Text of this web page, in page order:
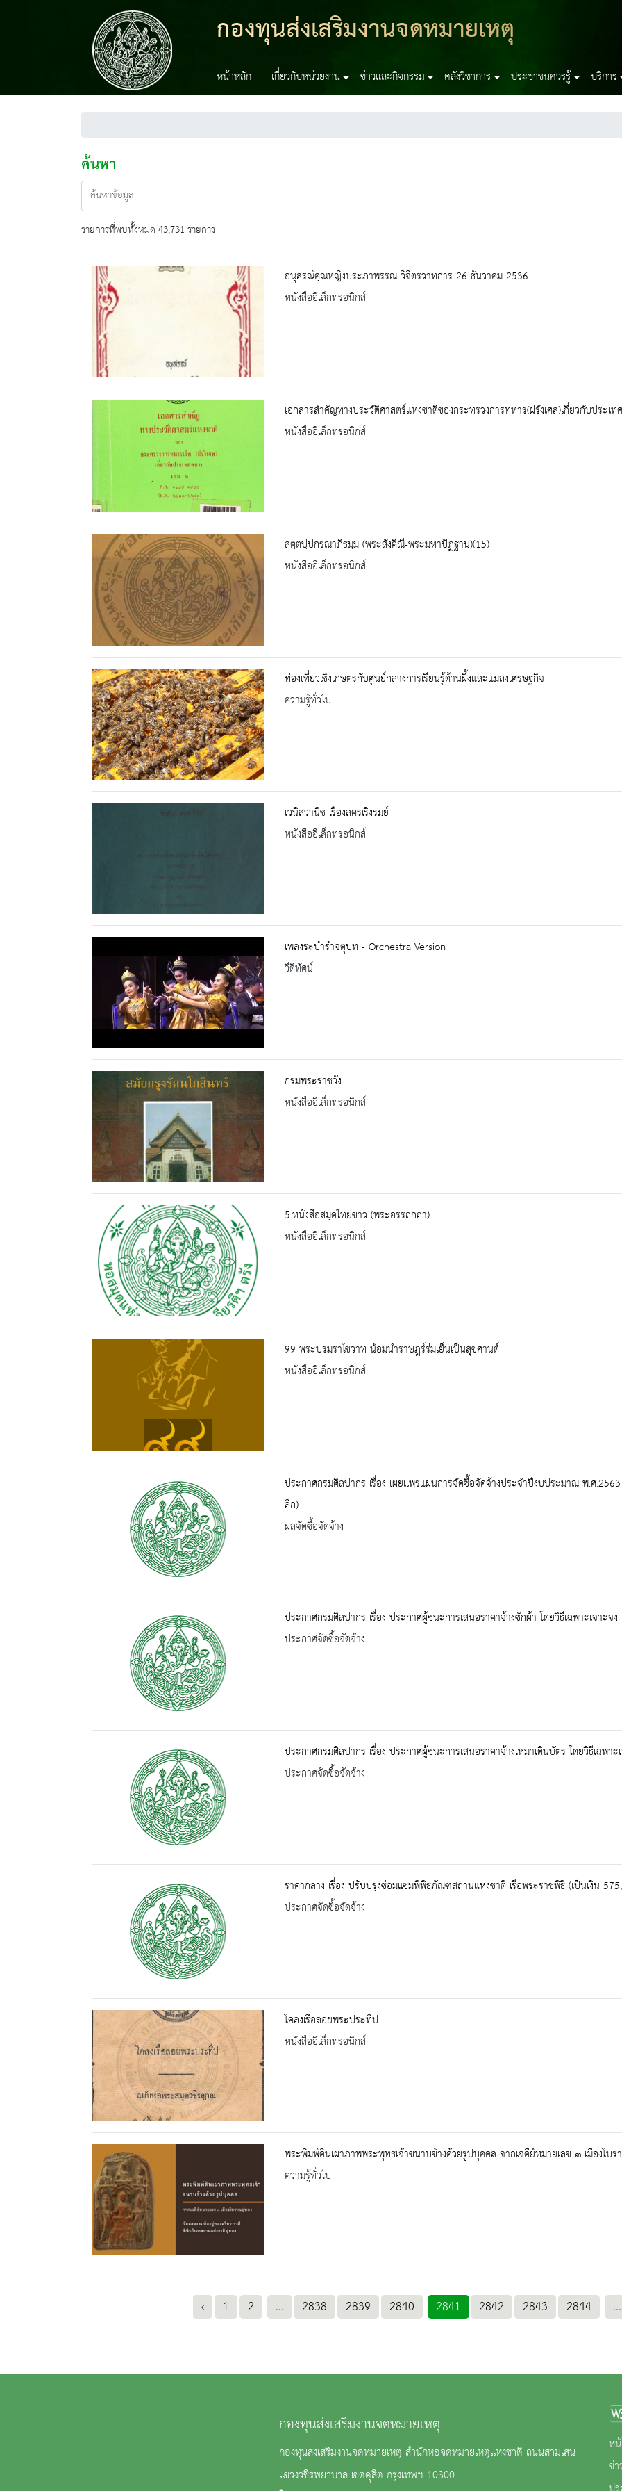
กองทุนส่งเสริมงานจดหมายเหตุ
หน้าหลัก เกี่ยวกับหน่วยงาน ข่าวและกิจกรรม คลังวิชาการ ประชาชนควรรู้ บริการ
ค้นหา
รายการที่พบทั้งหมด 43,731 รายการ
อนุสรณ์คุณหญิงประภาพรรณ วิจิตรวาทการ 26 ธันวาคม 2536
หนังสืออิเล็กทรอนิกส์
เอกสารสำคัญทางประวัติศาสตร์แห่งชาติของกระทรวงการทหาร(ฝรั่งเศส)เกี่ยวกับประเท
หนังสืออิเล็กทรอนิกส์
สตฺตปฺปกรณาภิธมฺม (พระสังคิณี-พระมหาปัฏฐาน)(15)
หนังสืออิเล็กทรอนิกส์
ท่องเที่ยวเชิงเกษตรกับศูนย์กลางการเรียนรู้ด้านผึ้งและแมลงเศรษฐกิจ
ความรู้ทั่วไป
เวนิสวานิช เรื่องลครเริงรมย์
หนังสืออิเล็กทรอนิกส์
เพลงระบำรำจตุบท - Orchestra Version
วีดิทัศน์
กรมพระราชวัง
หนังสืออิเล็กทรอนิกส์
5.หนังสือสมุดไทยขาว (พระอรรถกถา)
หนังสืออิเล็กทรอนิกส์
99 พระบรมราโชวาท น้อมนำราษฎร์ร่มเย็นเป็นสุขศานต์
หนังสืออิเล็กทรอนิกส์
ประกาศกรมศิลปากร เรื่อง เผยเเพร่แผนการจัดซื้อจัดจ้างประจำปีงบประมาณ พ.ศ
ลิก)
ผลจัดซื้อจัดจ้าง
ประกาศกรมศิลปากร เรื่อง ประกาศผู้ชนะการเสนอราคาจ้างซักผ้า โดยวิธีเฉพาะเจาะจง
ประกาศจัดซื้อจัดจ้าง
ประกาศกรมศิลปากร เรื่อง ประกาศผู้ชนะการเสนอราคาจ้างเหมาเดินบัตร โดยวิธีเฉพาะ
ประกาศจัดซื้อจัดจ้าง
ราคากลาง เรื่อง ปรับปรุงซ่อมแซมพิพิธภัณฑสถานแห่งชาติ เรือพระราชพิธี (เป็นเงิน
ประกาศจัดซื้อจัดจ้าง
โคลงเรือลอยพระประทีป
หนังสืออิเล็กทรอนิกส์
พระพิมพ์ดินเผาภาพพระพุทธเจ้าขนาบข้างด้วยรูปบุคคล จากเจดีย์หมายเลข ๓ เมืองโบ
ความรู้ทั่วไป
‹ 1 2 ... 2838 2839 2840 2841 2842 2843 2844 ...
กองทุนส่งเสริมงานจดหมายเหตุ
กองทุนส่งเสริมงานจดหมายเหตุ สำนักหอจดหมายเหตุแห่งชาติ ถนนสามเสน
แขวงวชิรพยาบาล เขตดุสิต กรุงเทพฯ 10300
ห
ข่